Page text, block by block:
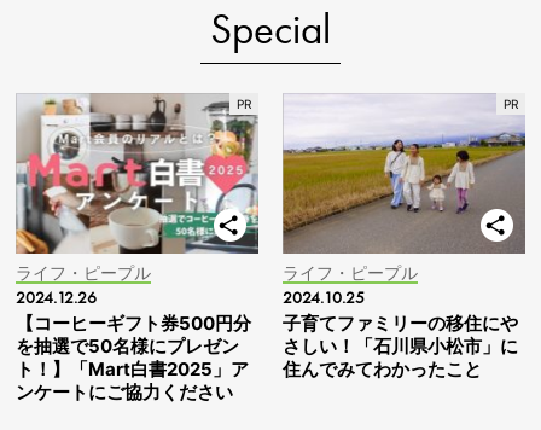
Special
ライフ・ピープル
2024.12.26
【コーヒーギフト券500円分
を抽選で50名様にプレゼン
ト！】「Mart白書2025」ア
ンケートにご協力ください
ライフ・ピープル
2024.10.25
子育てファミリーの移住にや
さしい！「石川県小松市」に
住んでみてわかったこと